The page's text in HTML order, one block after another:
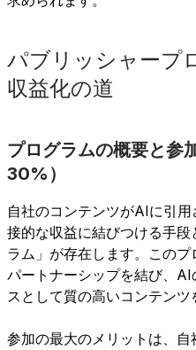
パブリッシャープ
収益化の道
プログラムの概要と参
30%）
自社のコンテンツがAIに引
接的な収益に結びつける手
ラム」が存在します。この
パートナーシップを結び、
スとして質の高いコンテンツ
参加の最大のメリットは、